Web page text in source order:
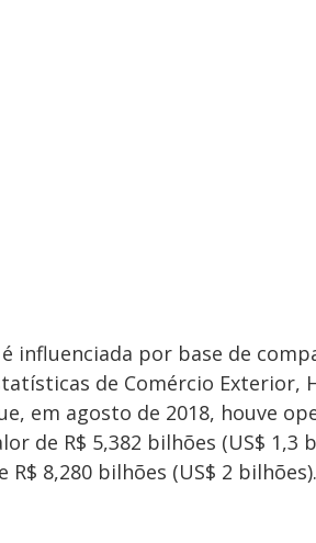
é influenciada por base de
de Comércio Exterior,
em agosto de 2018, houve
de R$ 5,382 bilhões (US$
R$ 8,280 bilhões (US$ 2 bilhões).